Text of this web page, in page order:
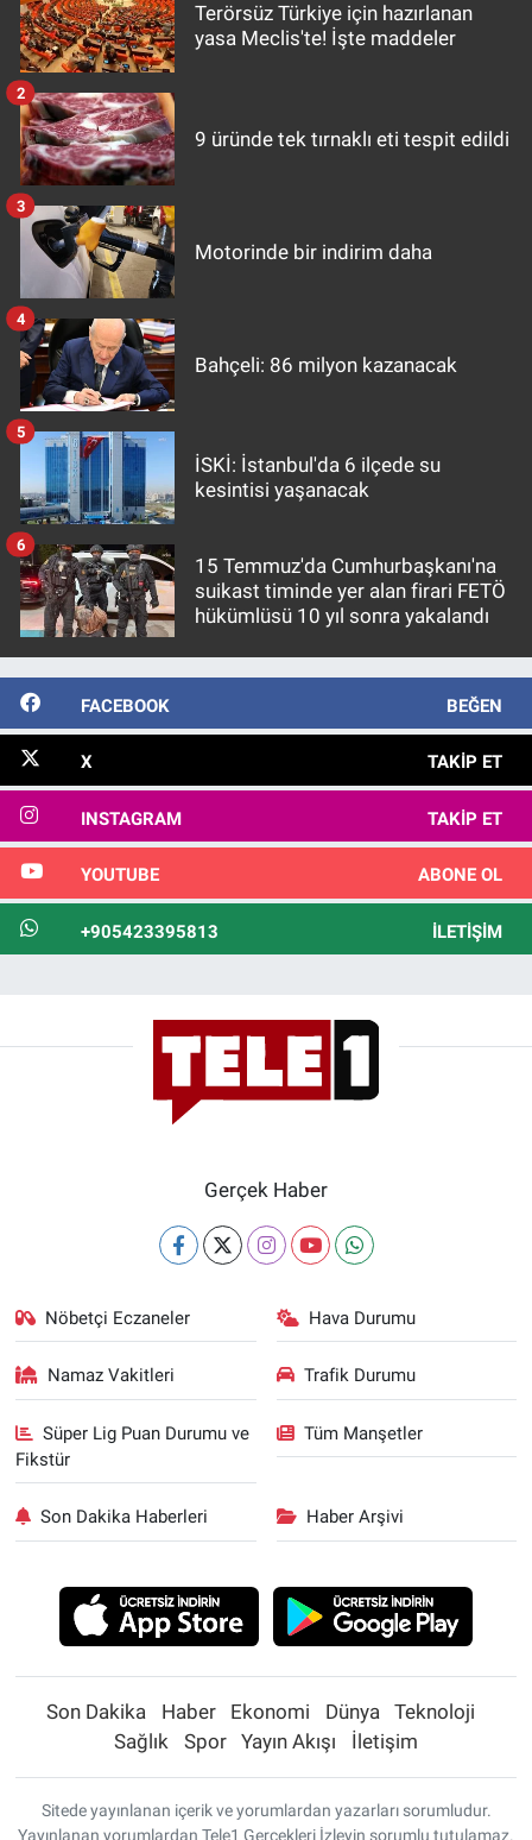
Terörsüz Türkiye için hazırlanan
yasa Meclis'te! İşte maddeler
9 üründe tek tırnaklı eti tespit edildi
2
Motorinde bir indirim daha
3
Bahçeli: 86 milyon kazanacak
4
İSKİ: İstanbul'da 6 ilçede su
kesintisi yaşanacak
5
15 Temmuz'da Cumhurbaşkanı'na
suikast timinde yer alan firari FETÖ
hükümlüsü 10 yıl sonra yakalandı
6
FACEBOOK BEĞEN
X TAKIP ET
INSTAGRAM TAKIP ET
YOUTUBE ABONE OL
+905423395813 İLETIŞIM
Gerçek Haber
Nöbetçi Eczaneler Hava Durumu
Namaz Vakitleri Trafik Durumu
Süper Lig Puan Durumu ve
Fikstür
Tüm Manşetler
Son Dakika Haberleri Haber Arşivi
Son Dakika Haber Ekonomi Dünya
Teknoloji
Sağlık
Spor Yayın Akışı İletişim
Sitede yayınlanan içerik ve yorumlardan yazarları sorumludur.
Yayınlanan yorumlardan Tele1 Gerçekleri İzleyin sorumlu tutulamaz.